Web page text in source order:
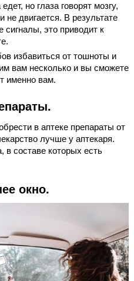
но глаза говорят мозгу,
не двигается. В результате
сигналы, это приводит к
избавиться от тошноты и
вам несколько и вы сможете
именно вам.
в аптеке препараты от
лучше у аптекаря.
составе которых есть
окно.